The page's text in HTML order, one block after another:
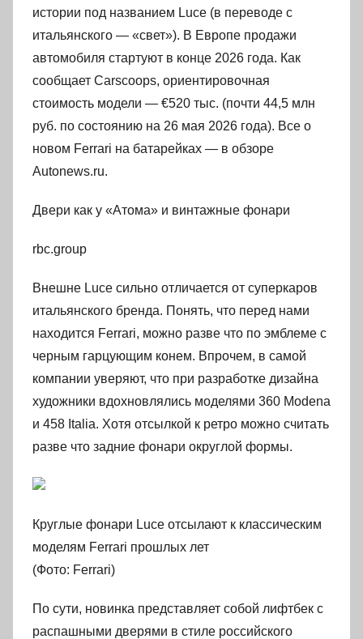
истории под названием Luce (в переводе с
итальянского — «свет»). В Европе продажи
автомобиля стартуют в конце 2026 года. Как
сообщает Carscoops, ориентировочная
стоимость модели — €520 тыс. (почти 44,5 млн
руб. по состоянию на 26 мая 2026 года). Все о
новом Ferrari на батарейках — в обзоре
Autonews.ru.
Двери как у «Атома» и винтажные фонари
rbc.group
Внешне Luce сильно отличается от суперкаров
итальянского бренда. Понять, что перед нами
находится Ferrari, можно разве что по эмблеме с
черным гарцующим конем. Впрочем, в самой
компании уверяют, что при разработке дизайна
художники вдохновлялись моделями 360 Modena
и 458 Italia. Хотя отсылкой к ретро можно считать
разве что задние фонари округлой формы.
Круглые фонари Luce отсылают к классическим
моделям Ferrari прошлых лет
(Фото: Ferrari)
По сути, новинка представляет собой лифтбек с
распашными дверями в стиле российского